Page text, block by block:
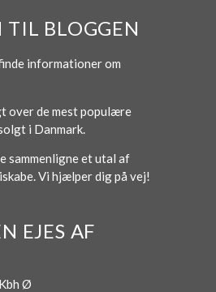
BLOGGEN
informationer om
over de mest populære
i Danmark.
sammenligne et utal af
Vi hjælper dig på vej!
EJES AF
Ø